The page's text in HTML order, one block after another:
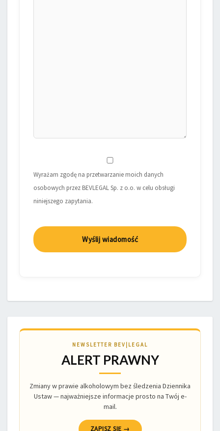
Wyrażam zgodę na przetwarzanie moich danych
osobowych przez BEVLEGAL Sp. z o.o. w celu obsługi
niniejszego zapytania.
NEWSLETTER BEV|LEGAL
ALERT PRAWNY
Zmiany w prawie alkoholowym bez śledzenia Dziennika
Ustaw — najważniejsze informacje prosto na Twój e-
mail.
ZAPISZ SIĘ →